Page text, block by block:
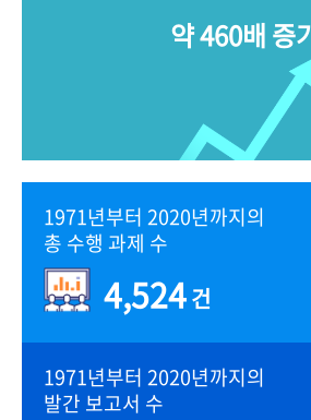
약 460배 증
1971년부터 2020년까지의
총 수행 과제 수
4,524건
1971년부터 2020년까지의
발간 보고서 수